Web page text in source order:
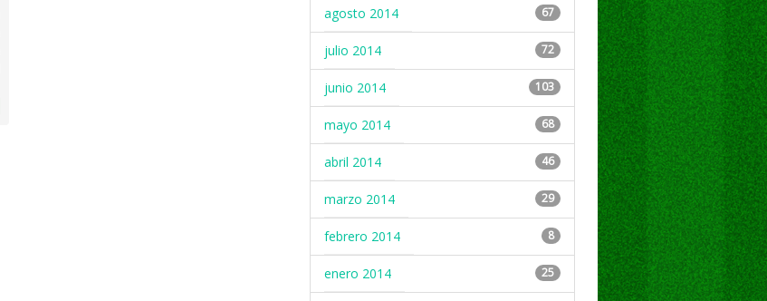
agosto 2014 67
julio 2014 72
junio 2014 103
mayo 2014 68
abril 2014 46
marzo 2014 29
febrero 2014 8
enero 2014 25